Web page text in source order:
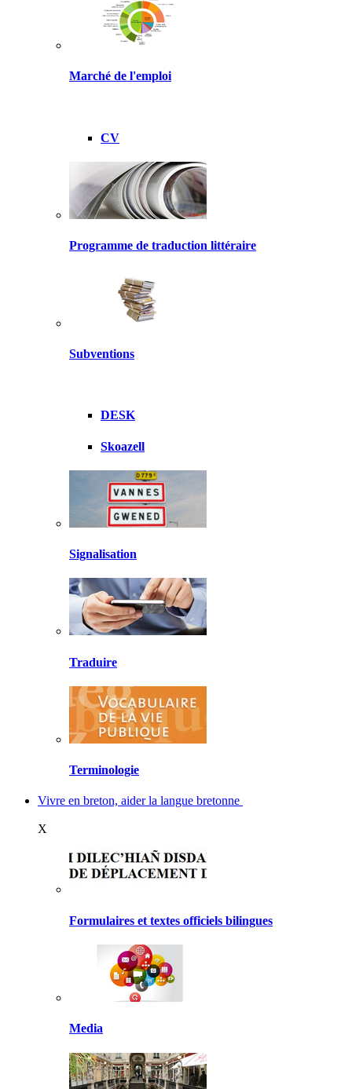
Marché de l'emploi
CV
Programme de traduction littéraire
Subventions
DESK
Skoazell
Signalisation
Traduire
Terminologie
Vivre en breton, aider la langue bretonne
X
Formulaires et textes officiels bilingues
Media